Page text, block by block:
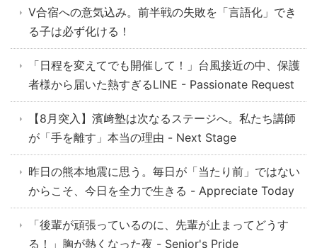
V合宿への意気込み。前半戦の失敗を「言語化」でき
る子は必ず化ける！
「日程を変えてでも開催して！」台風接近の中、保護
者様から届いた熱すぎるLINE - Passionate Request
【8月突入】濱﨑塾は次なるステージへ。私たち講師
が「手を離す」本当の理由 - Next Stage
昨日の熊本地震に思う。毎日が「当たり前」ではない
からこそ、今日を全力で生きる - Appreciate Today
「後輩が頑張っているのに、先輩が止まってどうす
る！」胸が熱くなった夜 - Senior's Pride